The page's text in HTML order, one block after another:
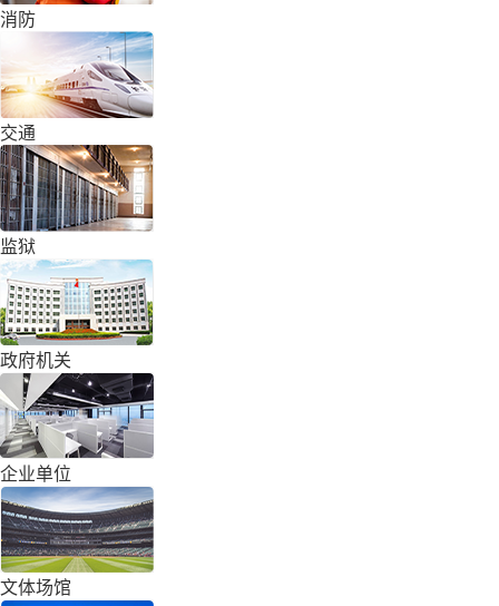
消防
交通
监狱
政府机关
企业单位
文体场馆